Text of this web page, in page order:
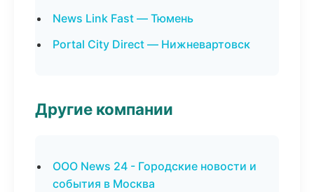
News Link Fast — Тюмень
Portal City Direct — Нижневартовск
Другие компании
ООО News 24 - Городские новости и
события в Москва